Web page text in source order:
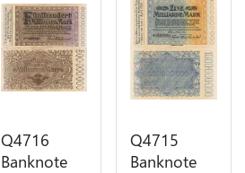
Q4716
Banknote
Q4715
Banknote